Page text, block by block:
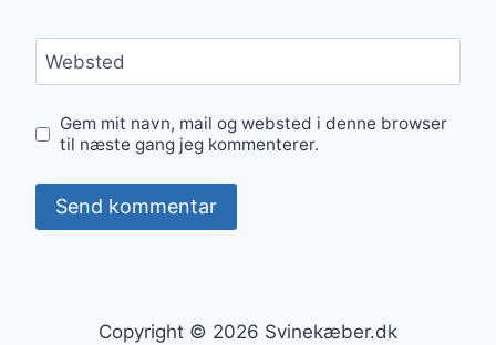
Websted
Gem mit navn, mail og websted i denne browser
til næste gang jeg kommenterer.
Copyright © 2026 Svinekæber.dk